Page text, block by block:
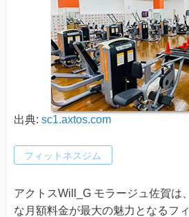
出典: sc1.axtos.com
フィットネスジム
アクトスWill_G モラージュ佐賀は
な月額料金が最大の魅力となるフ